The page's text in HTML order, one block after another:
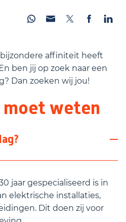
affiniteit heeft
ben jij op zoek naar een
Dan zoeken wij jou!
weten
jaar gespecialiseerd is in
elektrische installaties,
Dit doen zij voor